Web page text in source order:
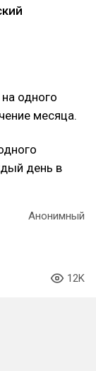
одного
месяца.
день в
Анонимный
12K